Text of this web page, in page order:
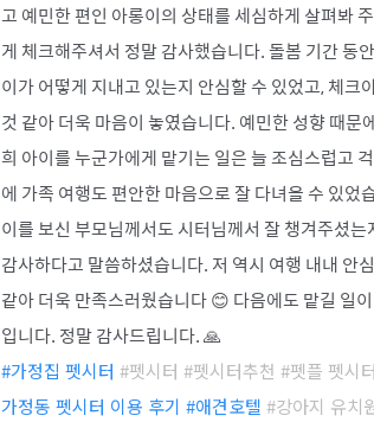
고 예민한 편인 아롱이의 상태를 세심하게 살펴봐
게 체크해주셔서 정말 감사했습니다. 돌봄 기간 동
이가 어떻게 지내고 있는지 안심할 수 있었고, 체크
것 같아 더욱 마음이 놓였습니다. 예민한 성향 때문
희 아이를 누군가에게 맡기는 일은 늘 조심스럽고
에 가족 여행도 편안한 마음으로 잘 다녀올 수 있었
이를 보신 부모님께서도 시터님께서 잘 챙겨주셨
감사하다고 말씀하셨습니다. 저 역시 여행 내내 안
같아 더욱 만족스러웠습니다 😊 다음에도 맡길 일
입니다. 정말 감사드립니다. 🙏
#가정집 펫시터 #펫시터 #펫시터추천 #펫플 펫시
가정동 펫시터 이용 후기 #애견호텔 #강아지 유치